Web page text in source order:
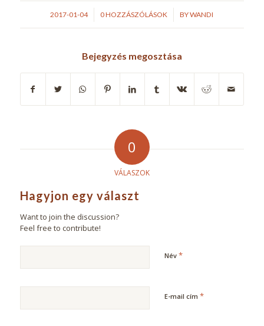
2017-01-04
/ 0 HOZZÁSZÓLÁSOK
/ BYWANDI
Bejegyzés megosztása
0
VÁLASZOK
Hagyjon egy választ
Want to join the discussion?
Feel free to contribute!
Név *
E-mail cím *